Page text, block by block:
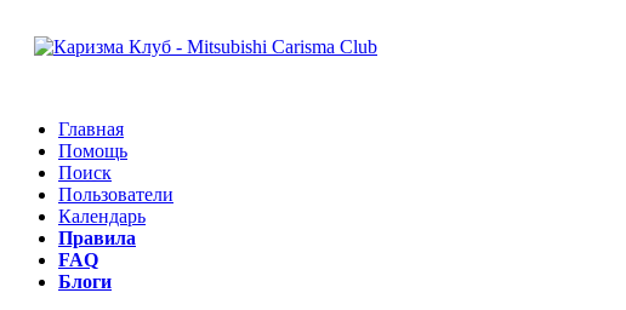
Главная
Помощь
Поиск
Пользователи
Календарь
Правила
FAQ
Блоги